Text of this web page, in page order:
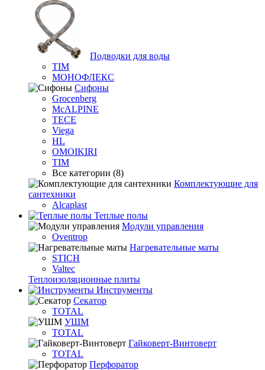
Подводки для воды
TIM
МОНОФЛЕКС
Сифоны
Grocenberg
McALPINE
TECE
Viega
HL
OMOIKIRI
TIM
Все категории (8)
Комплектующие для
сантехники
Alcaplast
Теплые полы
Модули управления
Oventrop
Нагревательные маты
STICH
Valtec
Теплоизоляционные плиты
Инструменты
Секатор
TOTAL
УШМ
TOTAL
Гайковерт-Винтоверт
TOTAL
Перфоратор